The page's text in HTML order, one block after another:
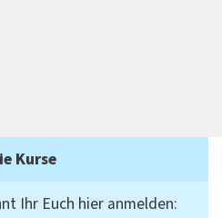
Kurse
Ihr Euch hier anmelden: